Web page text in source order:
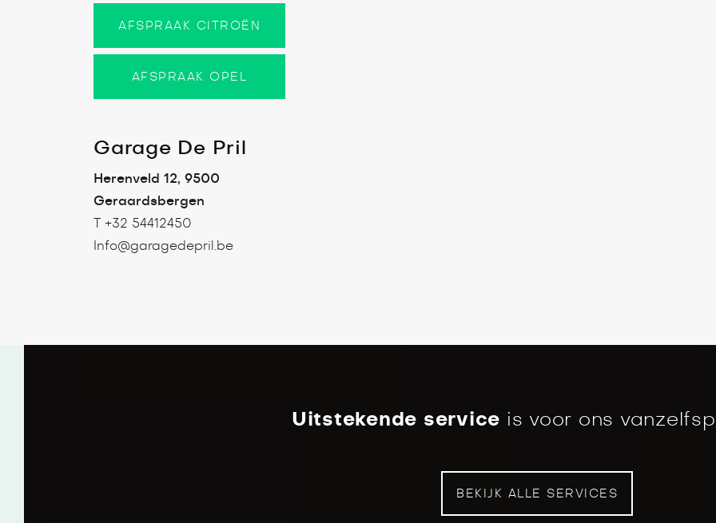
AFSPRAAK CITROËN
AFSPRAAK OPEL
Garage De Pril
Herenveld 12, 9500
Geraardsbergen
T +32 54412450
Info@garagedepril.be
Uitstekende service is voor ons
BEKIJK ALLE SERVICES